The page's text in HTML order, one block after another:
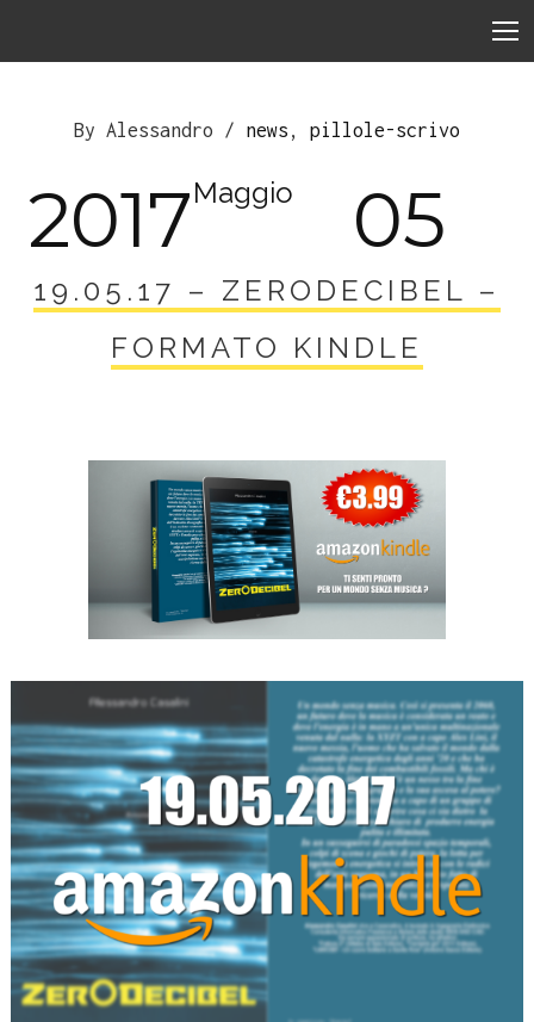
By Alessandro / news , pillole-scrivo
2017Maggio 05
19.05.17 – ZERODECIBEL –
FORMATO KINDLE